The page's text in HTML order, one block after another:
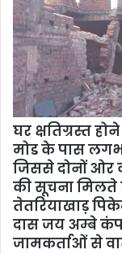
घर क्षतिग्रस्त
मोड के पास
जिससे दोनों ओर
की सूचना मिलते
तेतरियाखाड़
दास जय अम्बे
जामकर्ताओं से